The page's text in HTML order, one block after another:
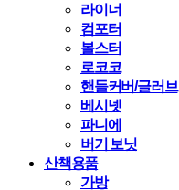
라이너
컴포터
볼스터
로코코
핸들커버/글러브
베시넷
파니에
버기 보닛
산책용품
가방